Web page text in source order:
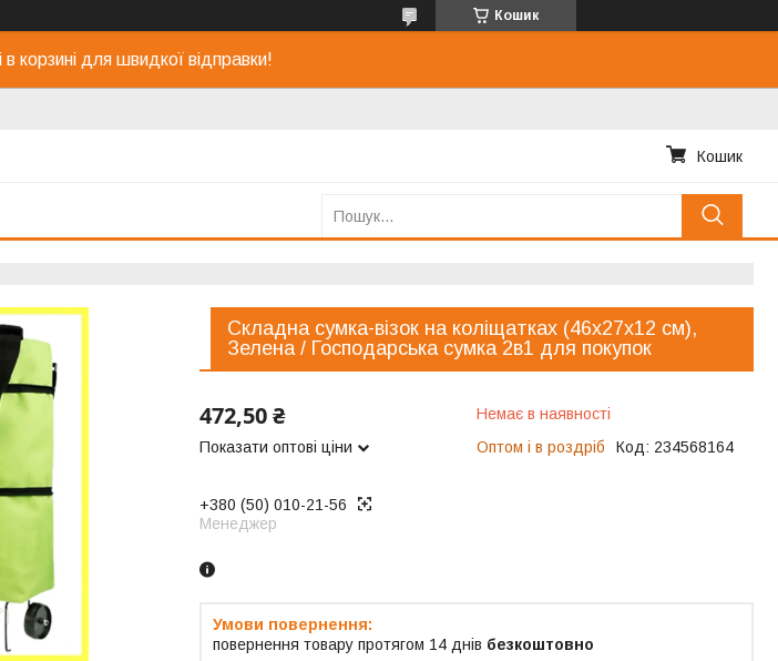
Кошик
корзині для швидкої відправки!
Кошик
Складна сумка-візок на коліщатках (46х27х12 см),
Зелена / Господарська сумка 2в1 для покупок
472,50 ₴
Показати оптові ціни
Немає в наявності
Оптом і в роздріб
Код: 234568164
+380 (50) 010-21-56
Менеджер
повернення товару протягом 14 днів безкоштовно